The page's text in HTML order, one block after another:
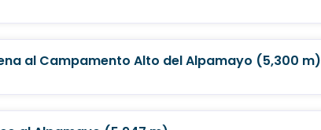
al Campamento Alto del Alpamayo (5,300 m)